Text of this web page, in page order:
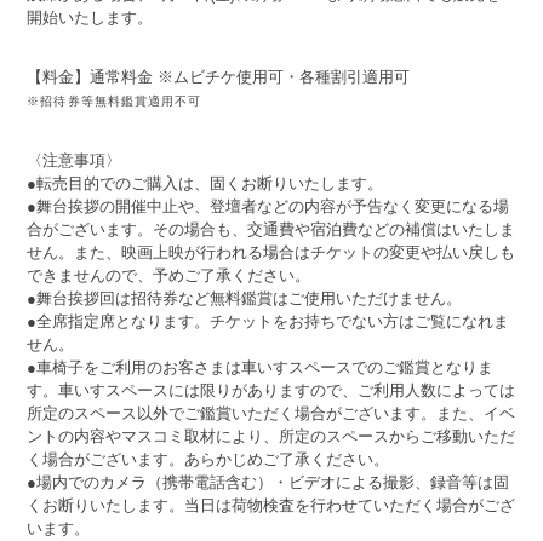
開始いたします。
【料金】通常料金 ※ムビチケ使用可・各種割引適用可
※招待券等無料鑑賞適用不可
〈注意事項〉
●転売目的でのご購入は、固くお断りいたします。
●舞台挨拶の開催中止や、登壇者などの内容が予告なく変更になる場
合がございます。その場合も、交通費や宿泊費などの補償はいたしま
せん。また、映画上映が行われる場合はチケットの変更や払い戻しも
できませんので、予めご了承ください。
●舞台挨拶回は招待券など無料鑑賞はご使用いただけません。
●全席指定席となります。チケットをお持ちでない方はご覧になれま
せん。
●車椅子をご利用のお客さまは車いすスペースでのご鑑賞となりま
す。車いすスペースには限りがありますので、ご利用人数によっては
所定のスペース以外でご鑑賞いただく場合がございます。また、イベ
ントの内容やマスコミ取材により、所定のスペースからご移動いただ
く場合がございます。あらかじめご了承ください。
●場内でのカメラ（携帯電話含む）・ビデオによる撮影、録音等は固
くお断りいたします。当日は荷物検査を行わせていただく場合がござ
います。